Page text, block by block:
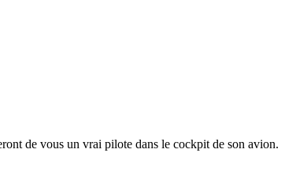
de vous un vrai pilote dans le cockpit de son avion.